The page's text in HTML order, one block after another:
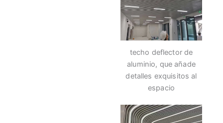
techo deflector de
aluminio, que añade
detalles exquisitos al
espacio